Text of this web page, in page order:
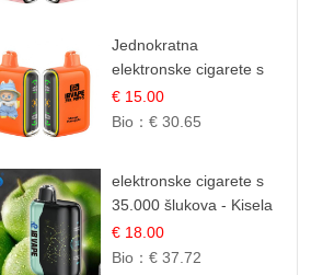
Jednokratna
elektronske cigarete s
25.000 šlukova - Mango
& Ananas | Egzotična
€ 15.00
Bio： € 30.65
elektronske cigarete s
35.000 šlukova - Kisela
Jabuka Led |
Osježavajući Kiselo-
€ 18.00
Bio： € 37.72